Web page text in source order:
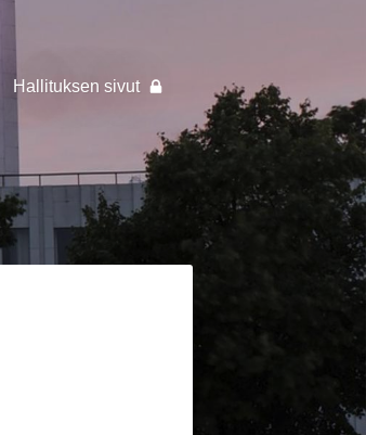
Hallituksen sivut